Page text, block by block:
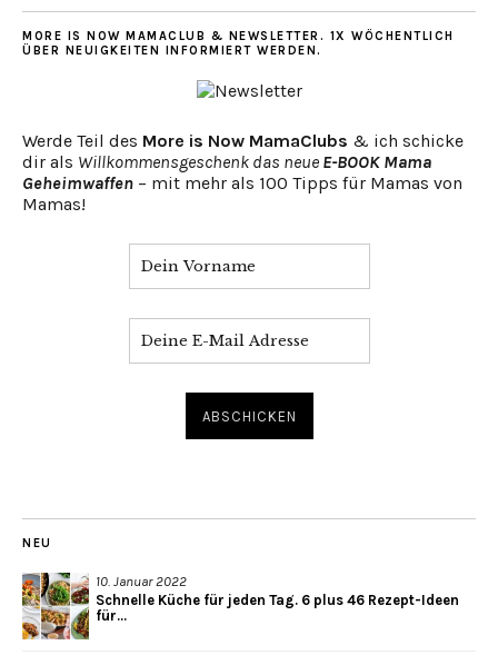
MORE IS NOW MAMACLUB & NEWSLETTER. 1X WÖCHENTLICH
ÜBER NEUIGKEITEN INFORMIERT WERDEN.
Werde Teil des More is Now MamaClubs & ich schicke
dir als Willkommensgeschenk das neue E-BOOK Mama
Geheimwaffen – mit mehr als 100 Tipps für Mamas von
Mamas!
NEU
10. Januar 2022
Schnelle Küche für jeden Tag. 6 plus 46 Rezept-Ideen
für...